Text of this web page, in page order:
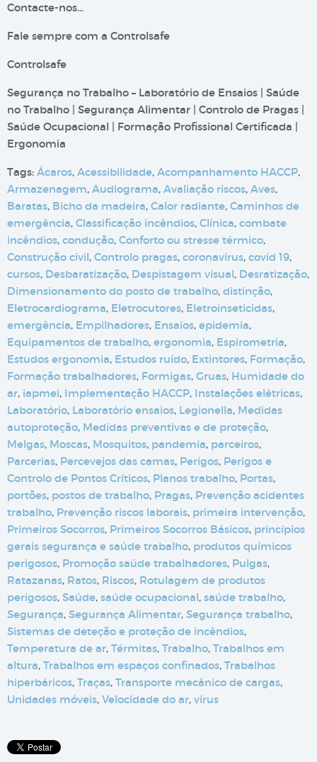
Contacte-nos…
Fale sempre com a Controlsafe
Controlsafe
Segurança no Trabalho – Laboratório de Ensaios | Saúde
no Trabalho | Segurança Alimentar | Controlo de Pragas |
Saúde Ocupacional | Formação Profissional Certificada |
Ergonomia
Tags: Ácaros, Acessibilidade, Acompanhamento HACCP,
Armazenagem, Audiograma, Avaliação riscos, Aves,
Baratas, Bicho da madeira, Calor radiante, Caminhos de
emergência, Classificação incêndios, Clínica, combate
incêndios, condução, Conforto ou stresse térmico,
Construção civil, Controlo pragas, coronavírus, covid 19,
cursos, Desbaratização, Despistagem visual, Desratização,
Dimensionamento do posto de trabalho, distinção,
Eletrocardiograma, Eletrocutores, Eletroinseticidas,
emergência, Empilhadores, Ensaios, epidemia,
Equipamentos de trabalho, ergonomia, Espirometria,
Estudos ergonomia, Estudos ruído, Extintores, Formação,
Formação trabalhadores, Formigas, Gruas, Humidade do
ar, iapmei, Implementação HACCP, Instalações elétricas,
Laboratório, Laboratório ensaios, Legionella, Medidas
autoproteção, Medidas preventivas e de proteção,
Melgas, Moscas, Mosquitos, pandemia, parceiros,
Parcerias, Percevejos das camas, Perigos, Perigos e
Controlo de Pontos Críticos, Planos trabalho, Portas,
portões, postos de trabalho, Pragas, Prevenção acidentes
trabalho, Prevenção riscos laborais, primeira intervenção,
Primeiros Socorros, Primeiros Socorros Básicos, princípios
gerais segurança e saúde trabalho, produtos químicos
perigosos, Promoção saúde trabalhadores, Pulgas,
Ratazanas, Ratos, Riscos, Rotulagem de produtos
perigosos, Saúde, saúde ocupacional, saúde trabalho,
Segurança, Segurança Alimentar, Segurança trabalho,
Sistemas de deteção e proteção de incêndios,
Temperatura de ar, Térmitas, Trabalho, Trabalhos em
altura, Trabalhos em espaços confinados, Trabalhos
hiperbáricos, Traças, Transporte mecânico de cargas,
Unidades móveis, Velocidade do ar, vírus